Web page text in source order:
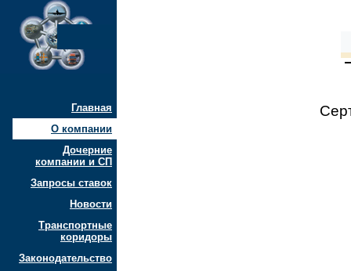
Главная
О компании
Дочерние
компании и СП
Запросы ставок
Новости
Транспортные
коридоры
Законодательство